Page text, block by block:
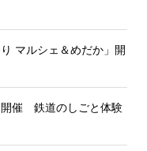
マルシェ＆めだか」開
開催 鉄道のしごと体験